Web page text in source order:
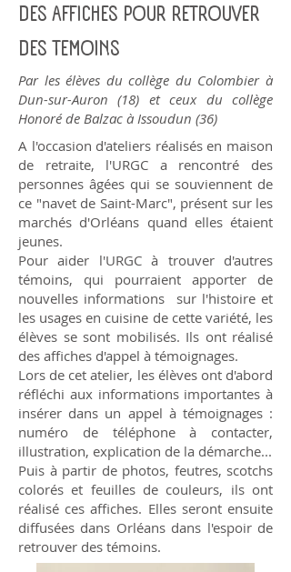
DES AFFICHES POUR RETROUVER
DES TEMOINS
Par les élèves du collège du Colombier à
Dun-sur-Auron (18) et ceux du collège
Honoré de Balzac à Issoudun (36)
A l'occasion d'ateliers réalisés en maison
de retraite, l'URGC a rencontré des
personnes âgées qui se souviennent de
ce "navet de Saint-Marc", présent sur les
marchés d'Orléans quand elles étaient
jeunes.
Pour aider l'URGC à trouver d'autres
témoins, qui pourraient apporter de
nouvelles informations sur l'histoire et
les usages en cuisine de cette variété, les
élèves se sont mobilisés. Ils ont réalisé
des affiches d'appel à témoignages.
Lors de cet atelier, les élèves ont d'abord
réfléchi aux informations importantes à
insérer dans un appel à témoignages :
numéro de téléphone à contacter,
illustration, explication de la démarche...
Puis à partir de photos, feutres, scotchs
colorés et feuilles de couleurs, ils ont
réalisé ces affiches. Elles seront ensuite
diffusées dans Orléans dans l'espoir de
retrouver des témoins.